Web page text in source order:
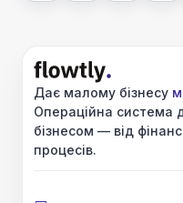
Дає малому бізнесу
Операційна система
бізнесом — від
процесів.